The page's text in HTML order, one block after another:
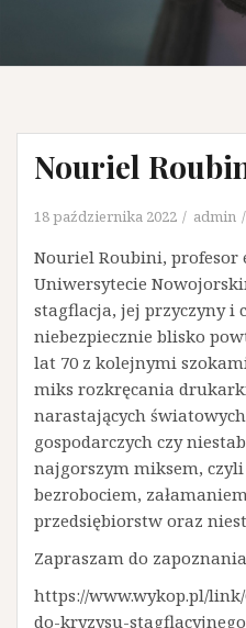
Nouriel
18 października 2022 admin
Nouriel Roubini, profesor
Uniwersytecie
stagflacja, jej przyczyny i
niebezpiecznie blisko
lat 70 z kolejnymi
miks rozkręcania
narastających
gospodarczych czy
najgorszym miksem,
bezrobociem,
przedsiębiorstw oraz
Zapraszam do
https://www.wykop.pl/
do-kryzysu-